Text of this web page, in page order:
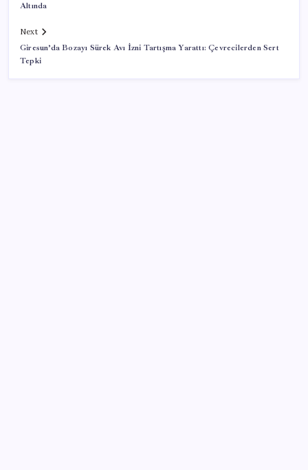
Altında
Next
Giresun’da Bozayı Sürek Avı İzni Tartışma Yarattı: Çevrecilerden Sert
Tepki